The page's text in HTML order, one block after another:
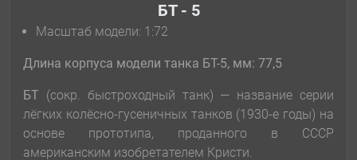
БТ - 5
Масштаб модели: 1:72
Длина корпуса модели танка БТ-5, мм: 77,5
БТ (сокр. быстроходный танк) — название серии
лёгких колёсно-гусеничных танков (1930-е годы) на
основе прототипа, проданного в СССР
американским изобретателем Кристи.